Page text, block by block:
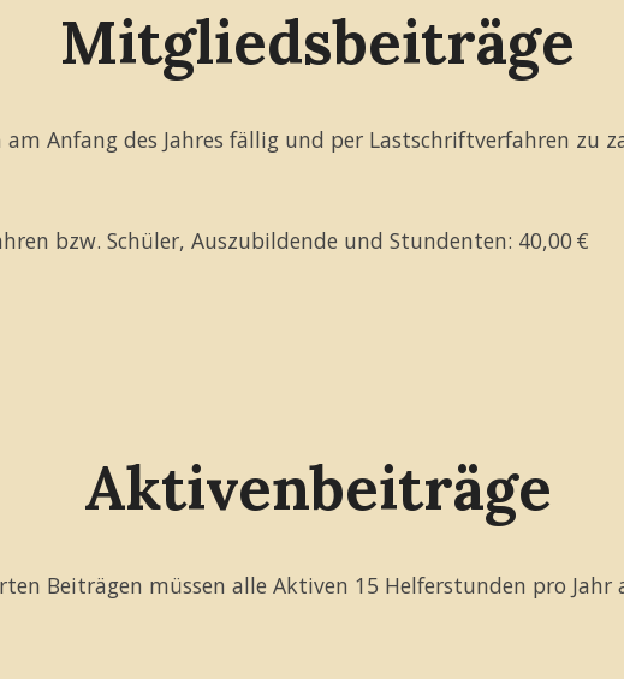
Mitgliedsbeiträge
Anfang des Jahres fällig und per Lastschriftverfahren zu
bzw. Schüler, Auszubildende und Stundenten: 40,00 €
Aktivenbeiträge
Beiträgen müssen alle Aktiven 15 Helferstunden pro Jahr